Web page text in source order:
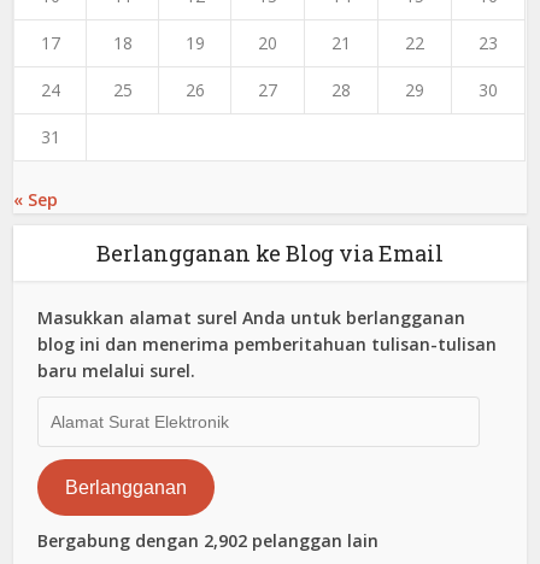
17 18 19 20 21 22 23
24 25 26 27 28 29 30
31
« Sep
Berlangganan ke Blog via Email
Masukkan alamat surel Anda untuk berlangganan
blog ini dan menerima pemberitahuan tulisan-tulisan
baru melalui surel.
Surat
Elektronik
Berlangganan
Bergabung dengan 2,902 pelanggan lain